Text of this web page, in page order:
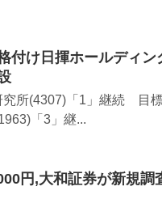
付け日揮ホールディン
究所(4307)「1」継続 目
「3」継...
円,大和証券が新規調